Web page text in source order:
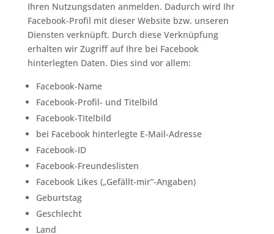
Ihren Nutzungsdaten anmelden. Dadurch wird Ihr
Facebook-Profil mit dieser Website bzw. unseren
Diensten verknüpft. Durch diese Verknüpfung
erhalten wir Zugriff auf Ihre bei Facebook
hinterlegten Daten. Dies sind vor allem:
Facebook-Name
Facebook-Profil- und Titelbild
Facebook-Titelbild
bei Facebook hinterlegte E-Mail-Adresse
Facebook-ID
Facebook-Freundeslisten
Facebook Likes („Gefällt-mir“-Angaben)
Geburtstag
Geschlecht
Land